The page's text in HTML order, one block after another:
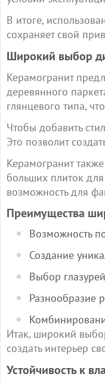
В итоге,
сохраняет свой
Широкий выбор
Керамогранит
деревянного
глянцевого типа,
Чтобы добавить
Это позволит
Керамогранит
больших плиток
возможность для
Преимущества
Возможность
Создание
Выбор
Разнообразие
Итак, широкий
создать интерьер
Устойчивость к